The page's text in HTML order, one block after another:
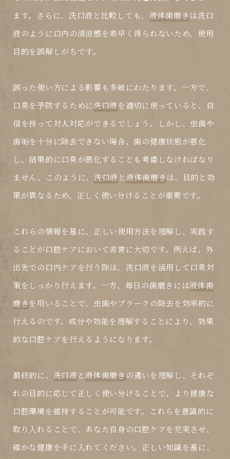
ます。さらに、 洗口液 と比較しても、 液体歯磨きは洗口
液のように口内の清涼感を素早く得られないため、使用
目的を誤解しがちです。
誤った使い方による影響も多岐にわたります。一方で、
口臭を予防するために洗口液を適切に使っていると、自
信を持って対人対応ができるでしょう。しかし、虫歯や
歯垢を十分に除去できない場合、歯の健康状態が悪化
し、結果的に口臭が悪化することも考慮しなければなり
ません。このように、 洗口液 と液体歯磨きは、目的と効
果が異なるため、正しく使い分けることが重要です。
これらの情報を基に、正しい使用方法を理解し、実践す
ることが口腔ケアにおいて非常に大切です。例えば、外
出先での口内ケアを行う際は、 洗口液を活用して口臭対
策をしっかり行えます。一方、毎日の歯磨きには液体歯
磨きを用いることで、虫歯やプラークの除去を効率的に
行えるのです。成分や効能を理解することにより、効果
的な口腔ケアを行えるようになります。
最終的に、 洗口液 と液体歯磨き の違いを理解し、それぞ
れの目的に応じて正しく使い分けることで、より健康な
口腔環境を維持することが可能です。これらを意識的に
取り入れることで、あなた自身の口腔ケアを充実させ、
確かな健康を手に入れてください。正しい知識を基に、